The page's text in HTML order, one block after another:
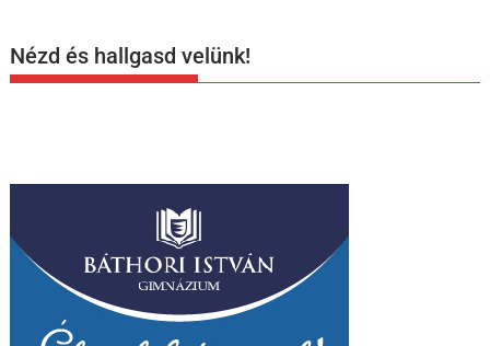
Nézd és hallgasd velünk!